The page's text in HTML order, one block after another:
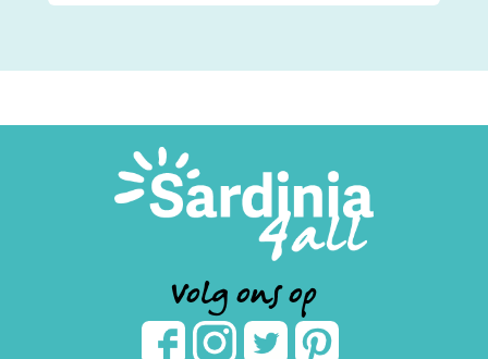
Volg ons op